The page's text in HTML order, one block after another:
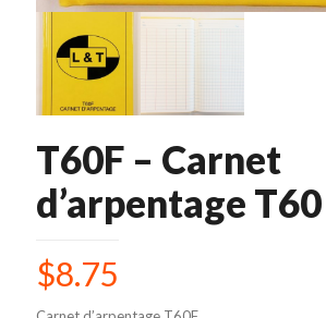
T60F – Carnet
d’arpentage T60
$8.75